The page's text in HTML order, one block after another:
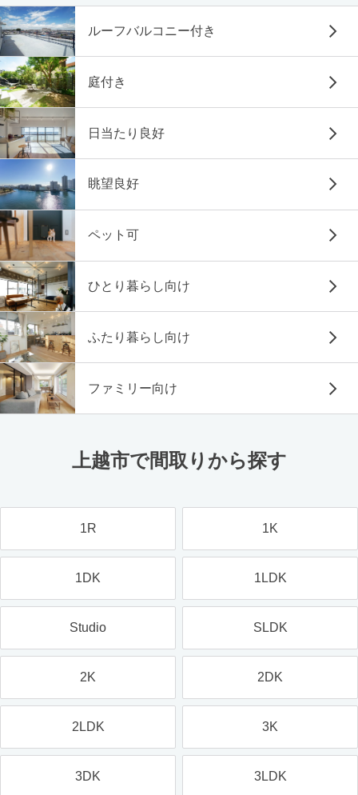
ルーフバルコニー付き
庭付き
日当たり良好
眺望良好
ペット可
ひとり暮らし向け
ふたり暮らし向け
ファミリー向け
上越市で間取りから探す
1R 1K
1DK 1LDK
Studio SLDK
2K 2DK
2LDK 3K
3DK 3LDK